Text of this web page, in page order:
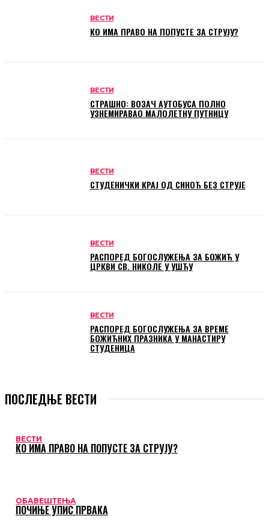
ВЕСТИ
КО ИМА ПРАВО НА ПОПУСТЕ ЗА СТРУЈУ?
ВЕСТИ
СТРАШНО: ВОЗАЧ АУТОБУСА ПОЛНО
УЗНЕМИРАВАО МАЛОЛЕТНУ ПУТНИЦУ
ВЕСТИ
СТУДЕНИЧКИ КРАЈ ОД СИНОЋ БЕЗ СТРУЈЕ
ВЕСТИ
РАСПОРЕД БОГОСЛУЖЕЊА ЗА БОЖИЋ У
ЦРКВИ СВ. НИКОЛЕ У УШЋУ
ВЕСТИ
РАСПОРЕД БОГОСЛУЖЕЊА ЗА ВРЕМЕ
БОЖИЋНИХ ПРАЗНИКА У МАНАСТИРУ
СТУДЕНИЦА
ПОСЛЕДЊЕ ВЕСТИ
ВЕСТИ
КО ИМА ПРАВО НА ПОПУСТЕ ЗА СТРУЈУ?
ОБАВЕШТЕЊА
ПОЧИЊЕ УПИС ПРВАКА